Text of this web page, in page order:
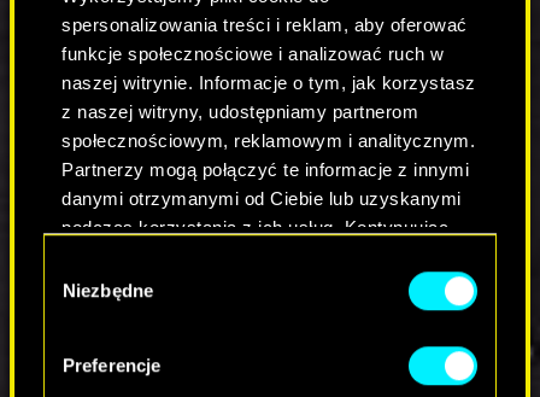
spersonalizowania treści i reklam, aby oferować
funkcje społecznościowe i analizować ruch w
naszej witrynie. Informacje o tym, jak korzystasz
z naszej witryny, udostępniamy partnerom
społecznościowym, reklamowym i analitycznym.
Partnerzy mogą połączyć te informacje z innymi
danymi otrzymanymi od Ciebie lub uzyskanymi
podczas korzystania z ich usług. Kontynuując
używanie plików cookie.
zgody
Niezbędne
Preferencje
elementów ray tracingu — oświetlenia, cieni
i odbić.
Wprowadza algorytm VRS (Variable Rate
Shading) optymalizujący cieniowanie.
Wprowadza 3 tryby graficzne:
Tryb Ray Tracing
włącza funkcję odbić
ze śledzeniem promieni światła na
karoserii pojazdów i przezroczystych
obiektach oraz generację wszystkich
gwarantując jednocześnie stabilne 60
FPS-ów. Jest to ustawienie domyślne i
doświadczenie gry na PlayStation 5